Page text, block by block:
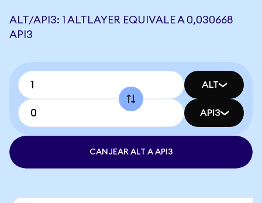
ALT/API3: 1 ALTLAYER EQUIVALE A 0,030668
API3
ALT
API3
CANJEAR ALT A API3